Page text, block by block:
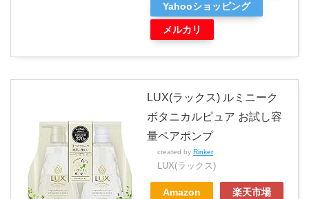
Yahooショッピング
メルカリ
LUX(ラックス) ルミニーク
ボタニカルピュア お試し容
量ペアポンプ
created by Rinker
LUX(ラックス)
Amazon 楽天市場